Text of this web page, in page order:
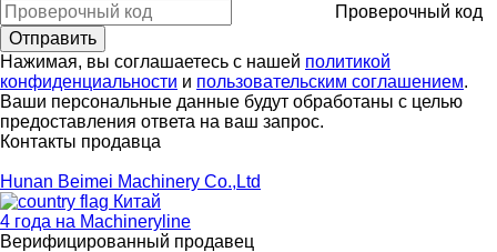
Проверочный код
Нажимая, вы соглашаетесь с нашей политикой
конфиденциальности и пользовательским соглашением.
Ваши персональные данные будут обработаны с целью
предоставления ответа на ваш запрос.
Контакты продавца
Hunan Beimei Machinery Co.,Ltd
Китай
4 года на Machineryline
Верифицированный продавец